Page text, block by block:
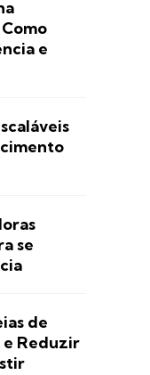
e
se
de
e Reduzir